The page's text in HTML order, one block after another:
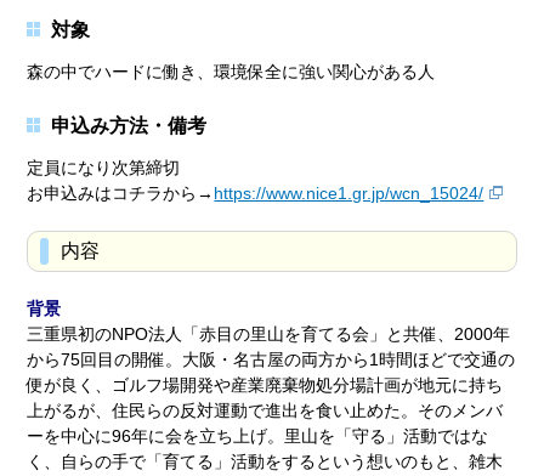
対象
森の中でハードに働き、環境保全に強い関心がある人
申込み方法・備考
定員になり次第締切
お申込みはコチラから→ https://www.nice1.gr.jp/wcn_15024/
内容
背景
三重県初のNPO法人「赤目の里山を育てる会」と共催、2000年
から75回目の開催。大阪・名古屋の両方から1時間ほどで交通の
便が良く、ゴルフ場開発や産業廃棄物処分場計画が地元に持ち
上がるが、住民らの反対運動で進出を食い止めた。そのメンバ
ーを中心に96年に会を立ち上げ。里山を「守る」活動ではな
く、自らの手で「育てる」活動をするという想いのもと、雑木